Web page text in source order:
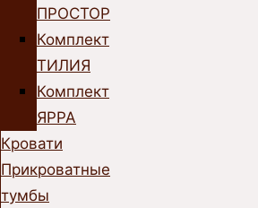
ПРОСТОР
Комплект
ТИЛИЯ
Комплект
ЯРРА
Кровати
Прикроватные
тумбы